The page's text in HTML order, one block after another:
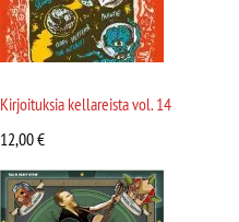
Kirjoituksia kellareista vol. 14
12,00€